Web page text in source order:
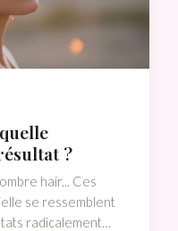
?
hair... Ces
se ressemblent
radicalement